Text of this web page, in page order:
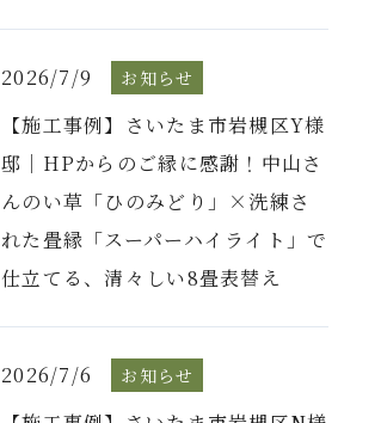
2026/7/9 お知らせ
【施工事例】さいたま市岩槻区Y様
邸｜HPからのご縁に感謝！中山さ
んのい草「ひのみどり」×洗練さ
れた畳縁「スーパーハイライト」で
仕立てる、清々しい8畳表替え
2026/7/6 お知らせ